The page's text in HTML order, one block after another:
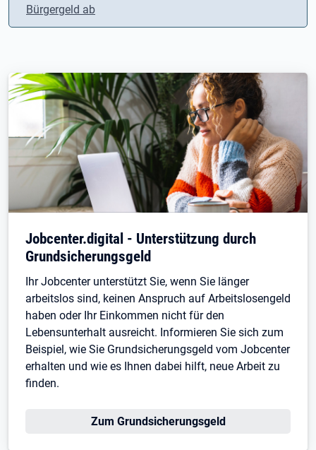
Bürgergeld ab
Jobcenter.digital - Unterstützung durch
Grundsicherungsgeld
Ihr Jobcenter unterstützt Sie, wenn Sie länger
arbeitslos sind, keinen Anspruch auf Arbeitslosengeld
haben oder Ihr Einkommen nicht für den
Lebensunterhalt ausreicht. Informieren Sie sich zum
Beispiel, wie Sie Grundsicherungsgeld vom Jobcenter
erhalten und wie es Ihnen dabei hilft, neue Arbeit zu
finden.
Zum Grundsicherungsgeld